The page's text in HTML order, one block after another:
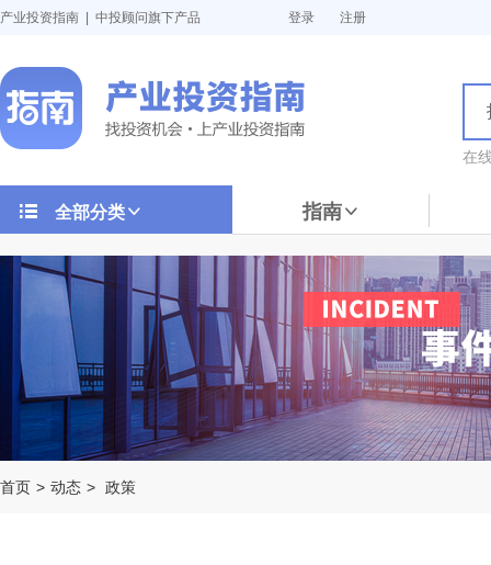
产业投资指南 | 中投顾问旗下产品 登录 注册
在
全部分类 指南
首页 > 动态 > 政策